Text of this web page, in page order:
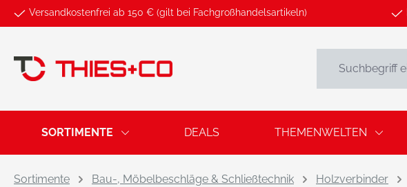
Zur Hauptnavigation springen
Versandkostenfrei ab 150 € (gilt bei Fachgroßhandelsartikeln)
SORTIMENTE DEALS THEMENWELTEN
Sortimente Bau-, Möbelbeschläge & Schließtechnik Holzverbinder